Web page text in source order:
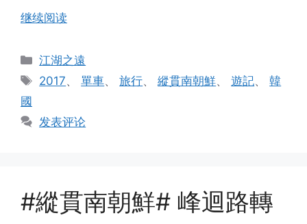
继续阅读
分
类
江湖之遠
标
2017、單車、旅行、縱貫南朝鮮、遊記、韓
國
发表评论
#縱貫南朝鮮# 峰迴路轉